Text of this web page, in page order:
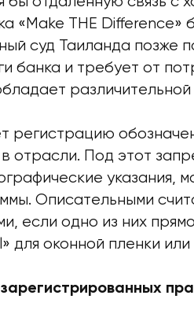
«Make THE Difference»
суд Таиланда позже
банка и требует от
регистрацию
в отрасли. Под этот
указания,
Описательными
если одно из них
для оконной пленки